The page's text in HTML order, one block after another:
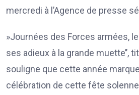
mercredi à l’Agence de presse
»Journées des Forces armées,
ses adieux à la grande muette’’,
souligne que cette année
célébration de cette fête